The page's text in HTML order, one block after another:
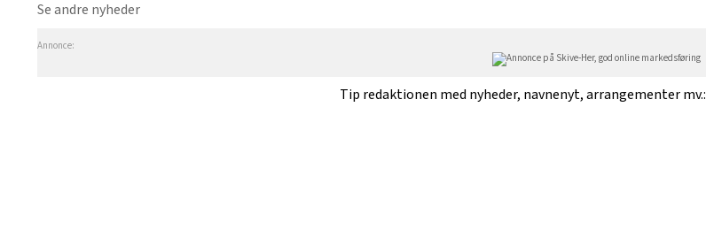
Se andre nyheder
Annonce:
Tip redaktionen med nyheder, navnenyt, arrangementer mv.: